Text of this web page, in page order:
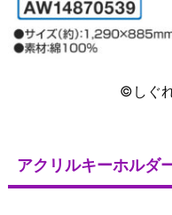
©しぐ
アクリルキーホルダ